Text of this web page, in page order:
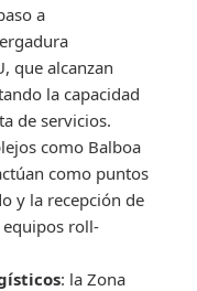
a
que alcanzan
la capacidad
de servicios.
como Balboa
como puntos
y la recepción de
equipos roll-
: la Zona